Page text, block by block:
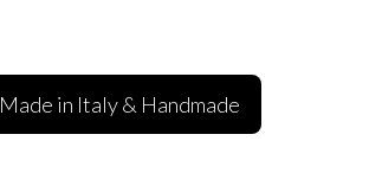
Made in Italy & Handmade